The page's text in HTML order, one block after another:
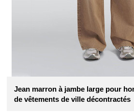
Jean marron à jambe large pour
de vêtements de ville décontractés